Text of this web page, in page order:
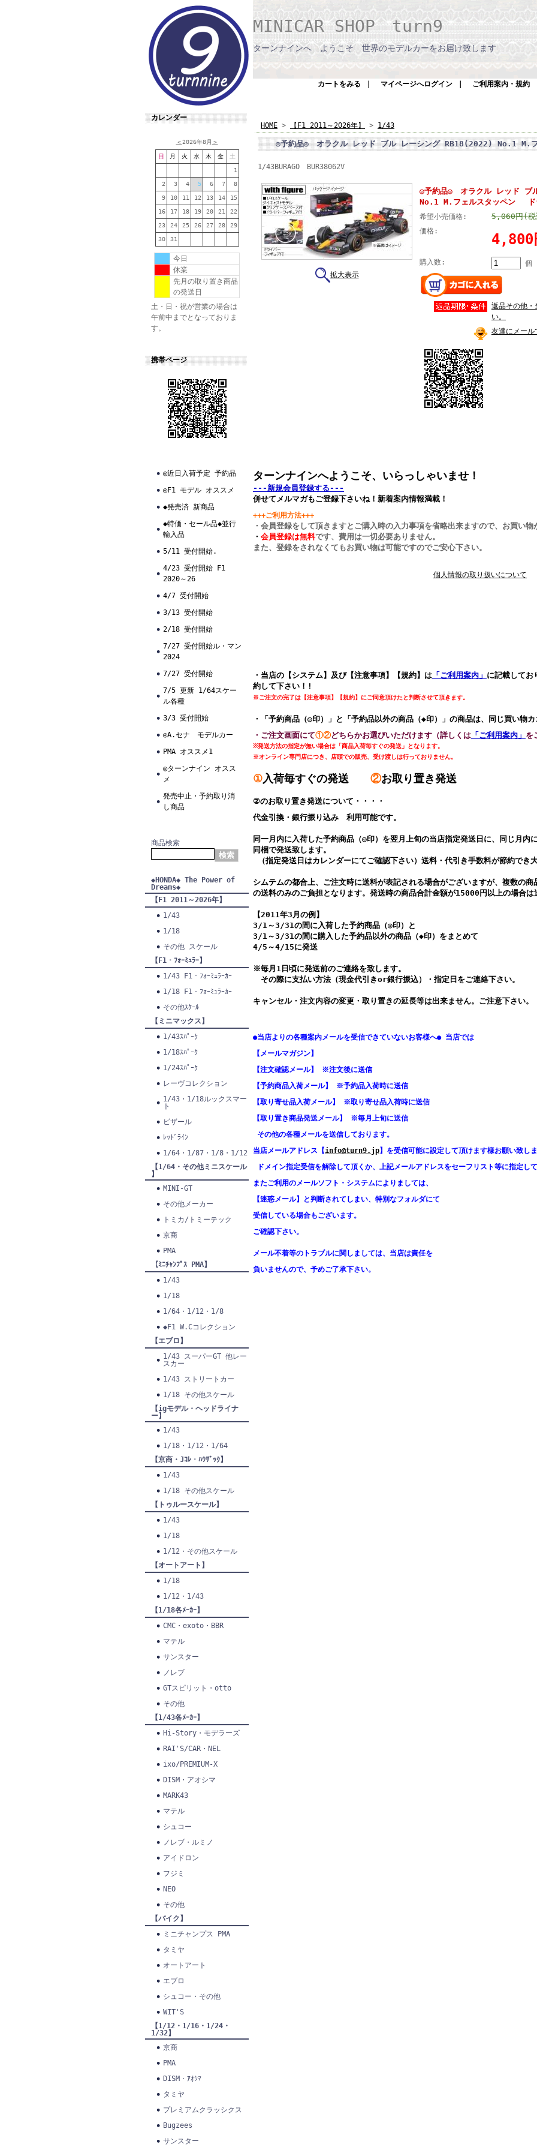
MINICAR SHOP turn9
ターンナインへ ようこそ 世界のモデルカーをお届け致します
カートをみる マイページへログイン ご利用案内・規約
カレンダー
＜2026年8月 ＞
日 月 火 水 木 金 土
1
2 3 4 5 6 7 8
9 10 11 12 13 14 15
16 17 18 19 20 21 22
23 24 25 26 27 28 29
30 31
今日
休業
先月の取り置き商品
の発送日
土・日・祝が営業の場合は
午前中までとなっておりま
す。
携帯ページ
◎近日入荷予定 予約品
◎F1 モデル オススメ
◆発売済 新商品
◆特価・セール品◆並行
輸入品
5/11 受付開始.
4/23 受付開始 F1
2020～26
4/7 受付開始
3/13 受付開始
2/18 受付開始
7/27 受付開始ル・マン
2024
7/27 受付開始
7/5 更新 1/64スケー
ル各種
3/3 受付開始
◎A.セナ モデルカー
PMA オススメ1
◎ターンナイン オスス
メ
発売中止・予約取り消
し商品
商品検索
◆HONDA◆ The Power of
Dreams◆
【F1 2011～2026年】
1/43
1/18
その他 スケール
【F1・ﾌｫｰﾐｭﾗｰ】
1/43 F1・ﾌｫｰﾐｭﾗｰｶｰ
1/18 F1・ﾌｫｰﾐｭﾗｰｶｰ
その他ｽｹｰﾙ
【ミニマックス】
1/43ｽﾊﾟｰｸ
1/18ｽﾊﾟｰｸ
1/24ｽﾊﾟｰｸ
レーヴコレクション
1/43・1/18ルックスマー
ト
ビザール
ﾚｯﾄﾞﾗｲﾝ
1/64・1/87・1/8・1/12
【1/64・その他ミニスケール
】
MINI-GT
その他メーカー
トミカ/トミーテック
京商
PMA
【ﾐﾆﾁｬﾝﾌﾟｽ PMA】
1/43
1/18
1/64・1/12・1/8
◆F1 W.Cコレクション
【エブロ】
1/43 スーパーGT 他レー
スカー
1/43 ストリートカー
1/18 その他スケール
【igモデル・ヘッドライナ
ー】
1/43
1/18・1/12・1/64
【京商・Jｺﾚ・ﾊｳｻﾞｯｸ】
1/43
1/18 その他スケール
【トゥルースケール】
1/43
1/18
1/12・その他スケール
【オートアート】
1/18
1/12・1/43
【1/18各ﾒｰｶｰ】
CMC・exoto・BBR
マテル
サンスター
ノレブ
GTスピリット・otto
その他
【1/43各ﾒｰｶｰ】
Hi-Story・モデラーズ
RAI'S/CAR・NEL
ixo/PREMIUM-X
DISM・アオシマ
MARK43
マテル
シュコー
ノレブ・ルミノ
アイドロン
フジミ
NEO
その他
【バイク】
ミニチャンプス PMA
タミヤ
オートアート
エブロ
シュコー・その他
WIT'S
【1/12・1/16・1/24・
1/32】
京商
PMA
DISM・ｱｵｼﾏ
タミヤ
プレミアムクラッシクス
Bugzees
サンスター
HOME > 【F1 2011～2026年】 > 1/43
◎予約品◎ オラクル レッド ブル レーシング RB18(2022) No.1 M.
1/43BURAGO BUR38062V
拡大表示
◎予約品◎ オラクル レッド ブ
No.1 M.フェルスタッペン ド
希望小売価格: 5,060円(
価格: 4,800
購入数: 個
返品その他・
い。
友達にメール
ターンナインへようこそ、いらっしゃいませ！
---新規会員登録する---
併せてメルマガもご登録下さいね！新着案内情報満載！
+++ご利用方法+++
・会員登録をして頂きますとご購入時の入力事項を省略出来ますので、お買い物
・ 会員登録は無料です、費用は一切必要ありません。
また、登録をされなくてもお買い物は可能ですのでご安心下さい。
個人情報の取り扱いについて
・当店の【システム】及び【注意事項】【規約】は 「ご利用案内」 に記載してお
約して下さい！!
※ご注文の完了は【注意事項】【規約】にご同意頂けたと判断させて頂きます。
・「予約商品（◎印）」と「予約品以外の商品（◆印）」の商品は、同じ買い物
・ご注文画面にて①②どちらかお選びいただけます（詳しくは 「ご利用案内」 を
※発送方法の指定が無い場合は「商品入荷毎すぐの発送」となります。
※オンライン専門店につき、店頭での販売、受け渡しは行っておりません。
①入荷毎すぐの発送 ②お取り置き発送
②のお取り置き発送について・・・・
代金引換・銀行振り込み 利用可能です。
同一月内に入荷した予約商品（◎印）を翌月上旬の当店指定発送日に、同じ月内
同梱で発送致します。
（指定発送日はカレンダーにてご確認下さい）送料・代引き手数料が節約でき大
シムテムの都合上、ご注文時に送料が表記される場合がございますが、複数の
の送料のみのご負担となります。発送時の商品合計金額が15000円以上の場合は
【2011年3月の例】
3/1～3/31の間に入荷した予約商品（◎印）と
3/1～3/31の間に購入した予約品以外の商品（◆印）をまとめて
4/5～4/15に発送
※毎月1日頃に発送前のご連絡を致します。
その際に支払い方法（現金代引きor銀行振込）・指定日をご連絡下さい。
キャンセル・注文内容の変更・取り置きの延長等は出来ません。ご注意下さい。
●当店よりの各種案内メールを受信できていないお客様へ● 当店では
【メールマガジン】
【注文確認メール】 ※注文後に送信
【予約商品入荷メール】 ※予約品入荷時に送信
【取り寄せ品入荷メール】 ※取り寄せ品入荷時に送信
【取り置き商品発送メール】 ※毎月上旬に送信
その他の各種メールを送信しております。
当店メールアドレス【info@turn9.jp】を受信可能に設定して頂けます様お願い致しま
ドメイン指定受信を解除して頂くか、上記メールアドレスをセーフリスト等に指定して
またご利用のメールソフト・システムによりましては、
【迷惑メール】と判断されてしまい、特別なフォルダにて
受信している場合もございます。
ご確認下さい。
メール不着等のトラブルに関しましては、当店は責任を
負いませんので、予めご了承下さい。